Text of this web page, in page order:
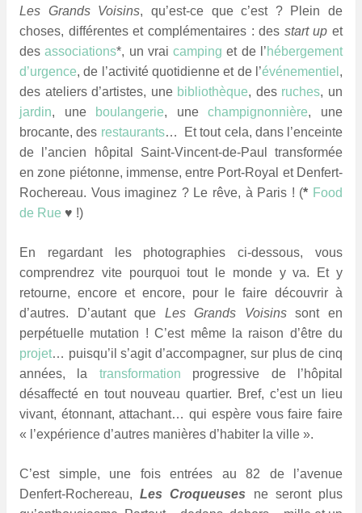
Les Grands Voisins, qu’est-ce que c’est ? Plein de
choses, différentes et complémentaires : des start up et
desassociations*, un vraicamping et de l’hébergement
d’urgence, de l’activité quotidienne et de l’événementiel ,
des ateliers d’artistes, une bibliothèque, des ruches, un
jardin, une boulangerie, unechampignonnière, une
brocante, des restaurants… Et tout cela, dans l’enceinte
de l’ancien hôpital Saint-Vincent-de-Paul transformée
en zone piétonne, immense, entre Port-Royal et Denfert-
Rochereau. Vous imaginez ? Le rêve, à Paris ! (* Food
de Rue ♥ !)
En regardant les photographies ci-dessous, vous
comprendrez vite pourquoi tout le monde y va. Et y
retourne, encore et encore, pour le faire découvrir à
d’autres. D’autant que Les Grands Voisinssont en
perpétuelle mutation ! C’est même la raison d’être du
projet… puisqu’il s’agit d’accompagner, sur plus de cinq
années, la transformation progressive de l’hôpital
désaffecté en tout nouveau quartier. Bref, c’est un lieu
vivant, étonnant, attachant… qui espère vous faire faire
« l’expérience d’autres manières d’habiter la ville ».
C’est simple, une fois entrées au 82 de l’avenue
Denfert-Rochereau,Les Croqueuses ne seront plus